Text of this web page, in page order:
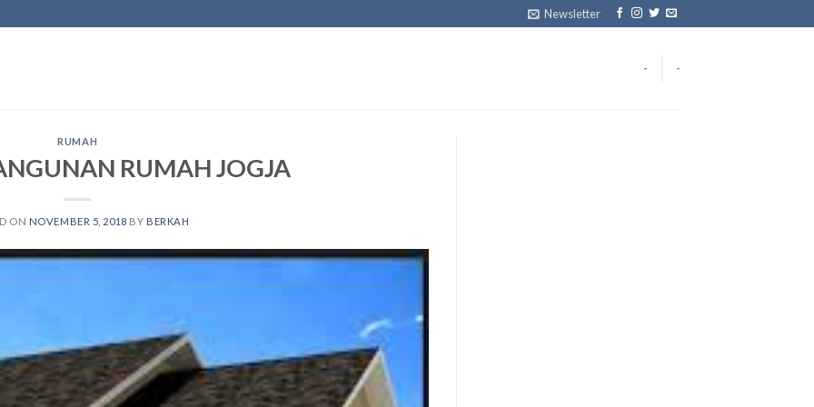
Newsletter
- -
RUMAH
RUMAH JOGJA
ON NOVEMBER 5, 2018 BY BERKAH